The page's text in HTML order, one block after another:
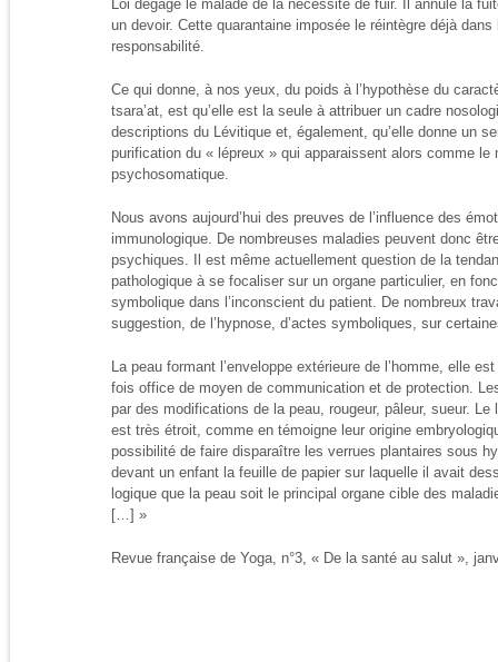
Loi dégage le malade de la nécessité de fuir. Il annule la
un devoir. Cette quarantaine imposée le réintègre déjà dans
responsabilité.
Ce qui donne, à nos yeux, du poids à l’hypothèse du
tsara’at, est qu’elle est la seule à attribuer un cadre
descriptions du Lévitique et, également, qu’elle donne un
purification du « lépreux » qui apparaissent alors comme le
psychosomatique.
Nous avons aujourd’hui des preuves de l’influence des
immunologique. De nombreuses maladies peuvent donc
psychiques. Il est même actuellement question de la
pathologique à se focaliser sur un organe particulier, en
symbolique dans l’inconscient du patient. De nombreux
suggestion, de l’hypnose, d’actes symboliques, sur
La peau formant l’enveloppe extérieure de l’homme, elle
fois office de moyen de communication et de protection.
par des modifications de la peau, rougeur, pâleur, sueur.
est très étroit, comme en témoigne leur origine
possibilité de faire disparaître les verrues plantaires sous
devant un enfant la feuille de papier sur laquelle il avait
logique que la peau soit le principal organe cible des
[…] »
Revue française de Yoga, n°3, « De la santé au salut »,